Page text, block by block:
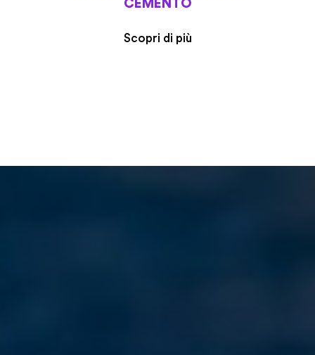
Scopri di più